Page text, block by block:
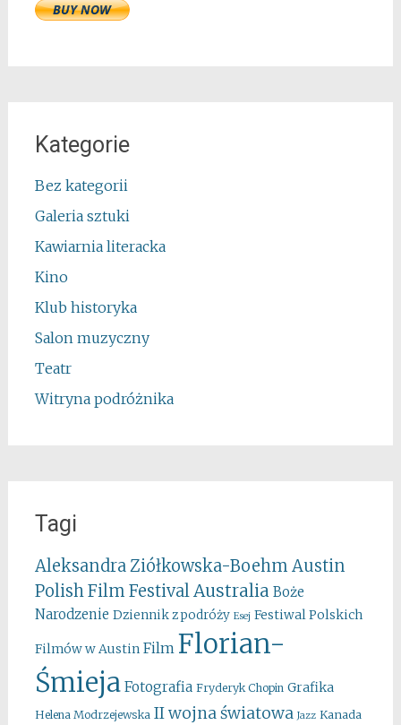
Kategorie
Bez kategorii
Galeria sztuki
Kawiarnia literacka
Kino
Klub historyka
Salon muzyczny
Teatr
Witryna podróżnika
Tagi
Aleksandra Ziółkowska-Boehm Austin
Polish Film FestivalAustralia Boże
Narodzenie Dziennik z podróży Esej Festiwal Polskich
Filmów w Austin Film Florian-
Śmieja Fotografia Fryderyk Chopin Grafika
Helena Modrzejewska II wojna światowa Jazz Kanada